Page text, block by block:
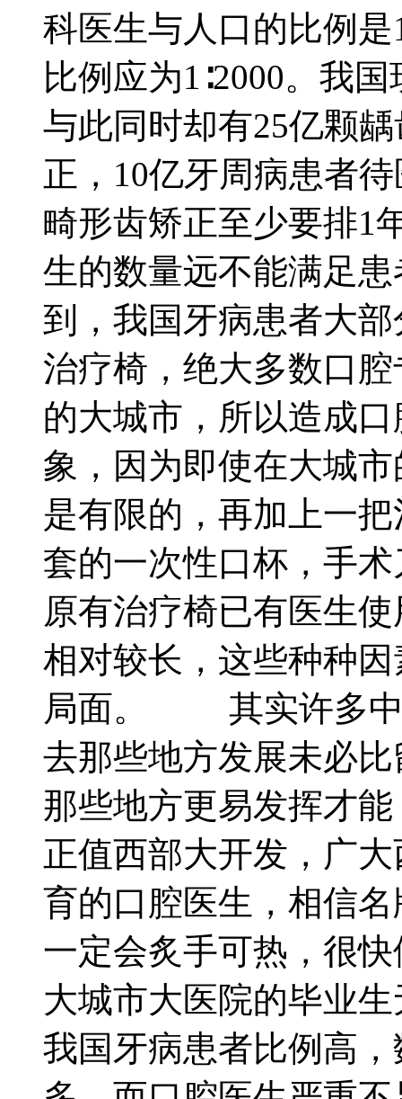
科医生与人口的比例是
比例应为1∶2000。我
与此同时却有25亿颗
正，10亿牙周病患者
畸形齿矫正至少要排1
生的数量远不能满足
到，我国牙病患者大
治疗椅，绝大多数口
的大城市，所以造成
象，因为即使在大城
是有限的，再加上一
套的一次性口杯，手
原有治疗椅已有医生
相对较长，这些种种
局面。 其实许多中
去那些地方发展未必
那些地方更易发挥才
正值西部大开发，广
育的口腔医生，相信
一定会炙手可热，很
大城市大医院的毕业
我国牙病患者比例高